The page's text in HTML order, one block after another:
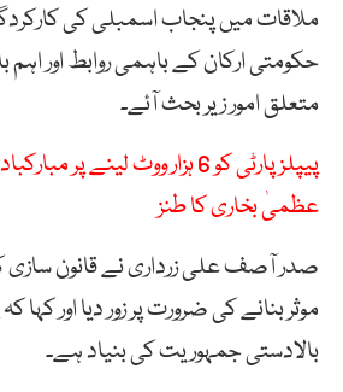
ملاقات میں پنجاب اسمبلی کی
حکومتی ارکان کے باہمی روابط اور
متعلق امور زیر بحث آئے۔
پیپلز پارٹی کو 6 ہزار ووٹ لینے
عظمیٰ بخاری کا طنز
صدر آصف علی زرداری نے قانون
موثر بنانے کی ضرورت پر زور دیا اور کہا
بالادستی جمہوریت کی بنیاد ہے۔